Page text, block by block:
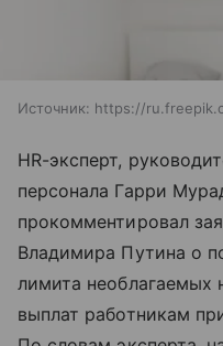
Источник: https://
HR-эксперт,
персонала Гарри
прокомментировал
Владимира Путина о
лимита необлагаемых
выплат работникам